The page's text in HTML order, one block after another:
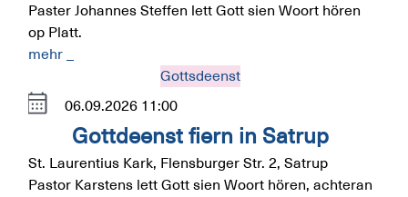
Paster Johannes Steffen lett Gott sien Woort hören
op Platt.
mehr _
Gottsdeenst
06.09.2026 11:00
Gottdeenst fiern in Satrup
St. Laurentius Kark, Flensburger Str. 2, Satrup
Pastor Karstens lett Gott sien Woort hören, achteran